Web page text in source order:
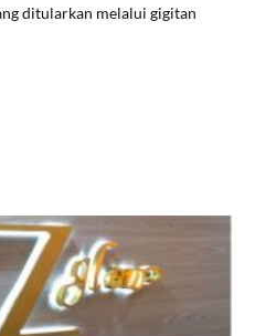
ditularkan melalui gigitan